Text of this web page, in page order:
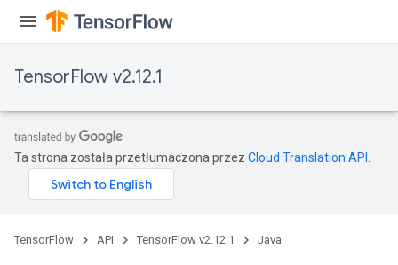
TensorFlow v2.12.1
Ta strona została przetłumaczona przez Cloud Translation API
TensorFlow API TensorFlow v2.12.1 Java